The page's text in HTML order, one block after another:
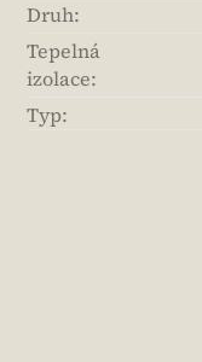
Druh:
Tepelná
izolace:
Typ: